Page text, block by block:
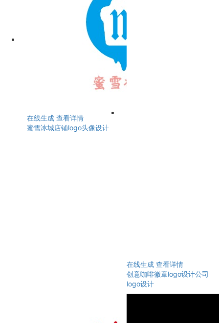
在线生成 查看详情
蜜雪冰城店铺logo头像设计
在线生成 查看详情
创意咖啡徽章logo设计公司
logo设计